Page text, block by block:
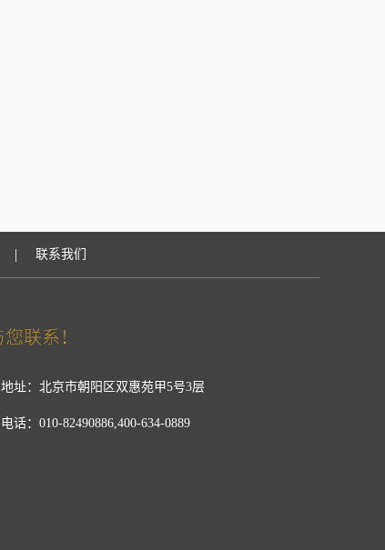
| 联系我们
地址：北京市朝阳区双惠苑甲5号3层
电话：010-82490886,400-634-0889